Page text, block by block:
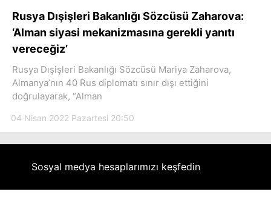
Facebook
Rusya Dışişleri Bakanlığı Sözcüsü Zaharova:
‘Alman siyasi mekanizmasına gerekli yanıtı
vereceğiz’
Rusya Dışişleri Bakanlığı Sözcüsü Mariya Zaharova,
Almanya’nın 40 Rus diplomatı sınır dışı ettiğini
doğrulayarak, “Alman
04 Nisan 2022 Pazartesi 20:50
Sosyal medya hesaplarımızı keşfedin